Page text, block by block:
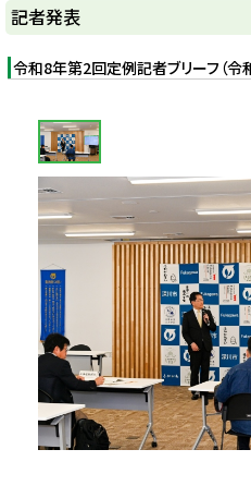
a
g
a
w
a
記者発表
令和8年第2回定例記者ブリーフ（令
画
像
ス
ラ
イ
ド
集